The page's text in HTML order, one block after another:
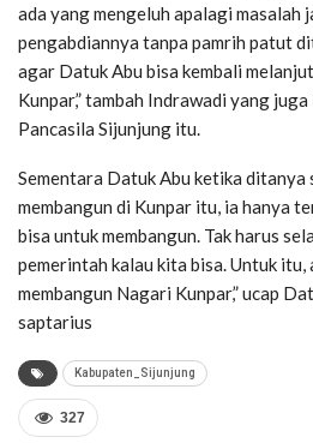
ada yang mengeluh apalagi masalah
pengabdiannya tanpa pamrih patut
agar Datuk Abu bisa kembali
Kunpar,” tambah Indrawadi yang
Pancasila Sijunjung itu.
Sementara Datuk Abu ketika ditanya
membangun di Kunpar itu, ia hanya
bisa untuk membangun. Tak harus
pemerintah kalau kita bisa. Untuk itu,
membangun Nagari Kunpar,” ucap
saptarius
Kabupaten_Sijunjung
327